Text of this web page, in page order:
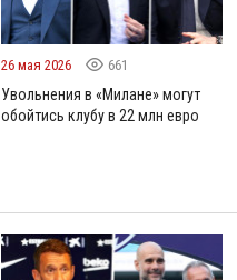
26 мая 2026 661
Увольнения в «Милане» могут
обойтись клубу в 22 млн евро